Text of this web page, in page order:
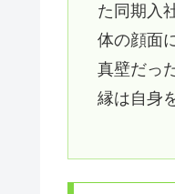
た同期入
体の顔面
真壁だっ
縁は自身